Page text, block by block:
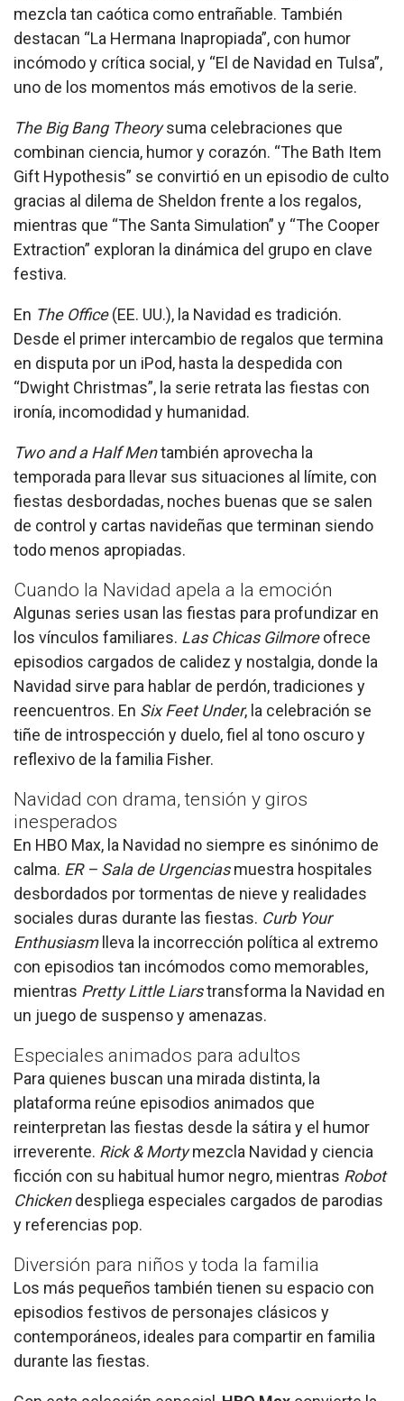
mezcla tan caótica como entrañable. También
destacan “La Hermana Inapropiada”, con humor
incómodo y crítica social, y “El de Navidad en Tulsa”,
uno de los momentos más emotivos de la serie.
The Big Bang Theorysuma celebraciones que
combinan ciencia, humor y corazón. “The Bath Item
Gift Hypothesis” se convirtió en un episodio de culto
gracias al dilema de Sheldon frente a los regalos,
mientras que “The Santa Simulation” y “The Cooper
Extraction” exploran la dinámica del grupo en clave
festiva.
En The Office(EE. UU.), la Navidad es tradición.
Desde el primer intercambio de regalos que termina
en disputa por un iPod, hasta la despedida con
“Dwight Christmas”, la serie retrata las fiestas con
ironía, incomodidad y humanidad.
Two and a Half Mentambién aprovecha la
temporada para llevar sus situaciones al límite, con
fiestas desbordadas, noches buenas que se salen
de control y cartas navideñas que terminan siendo
todo menos apropiadas.
Cuando la Navidad apela a la emoción
Algunas series usan las fiestas para profundizar en
los vínculos familiares. Las Chicas Gilmoreofrece
episodios cargados de calidez y nostalgia, donde la
Navidad sirve para hablar de perdón, tradiciones y
reencuentros. En Six Feet Under, la celebración se
tiñe de introspección y duelo, fiel al tono oscuro y
reflexivo de la familia Fisher.
Navidad con drama, tensión y giros
inesperados
En HBO Max, la Navidad no siempre es sinónimo de
calma. ER – Sala de Urgenciasmuestra hospitales
desbordados por tormentas de nieve y realidades
sociales duras durante las fiestas. Curb Your
Enthusiasmlleva la incorrección política al extremo
con episodios tan incómodos como memorables,
mientras Pretty Little Liarstransforma la Navidad en
un juego de suspenso y amenazas.
Especiales animados para adultos
Para quienes buscan una mirada distinta, la
plataforma reúne episodios animados que
reinterpretan las fiestas desde la sátira y el humor
irreverente. Rick & Mortymezcla Navidad y ciencia
ficción con su habitual humor negro, mientras Robot
Chickendespliega especiales cargados de parodias
y referencias pop.
Diversión para niños y toda la familia
Los más pequeños también tienen su espacio con
episodios festivos de personajes clásicos y
contemporáneos, ideales para compartir en familia
durante las fiestas.